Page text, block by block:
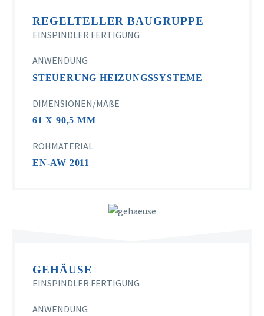
REGELTELLER BAUGRUPPE
EINSPINDLER FERTIGUNG
ANWENDUNG
STEUERUNG HEIZUNGSSYSTEME
DIMENSIONEN/MAßE
61 X 90,5 MM
ROHMATERIAL
EN-AW 2011
GEHÄUSE
EINSPINDLER FERTIGUNG
ANWENDUNG